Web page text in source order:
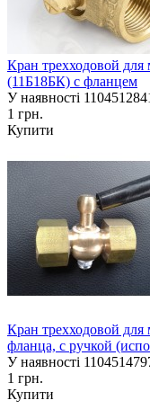
Кран трехходовой
(11Б18БК) с фланцем
У наявності
1 грн.
Купити
Кран трехходовой
фланца, с ручкой
У наявності
1 грн.
Купити